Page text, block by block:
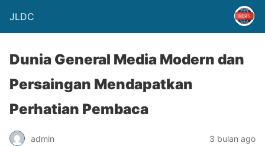
JLDC
Dunia General Media Modern dan
Persaingan Mendapatkan
Perhatian Pembaca
admin 3 bulan ago